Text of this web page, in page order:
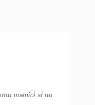
mamici si nu